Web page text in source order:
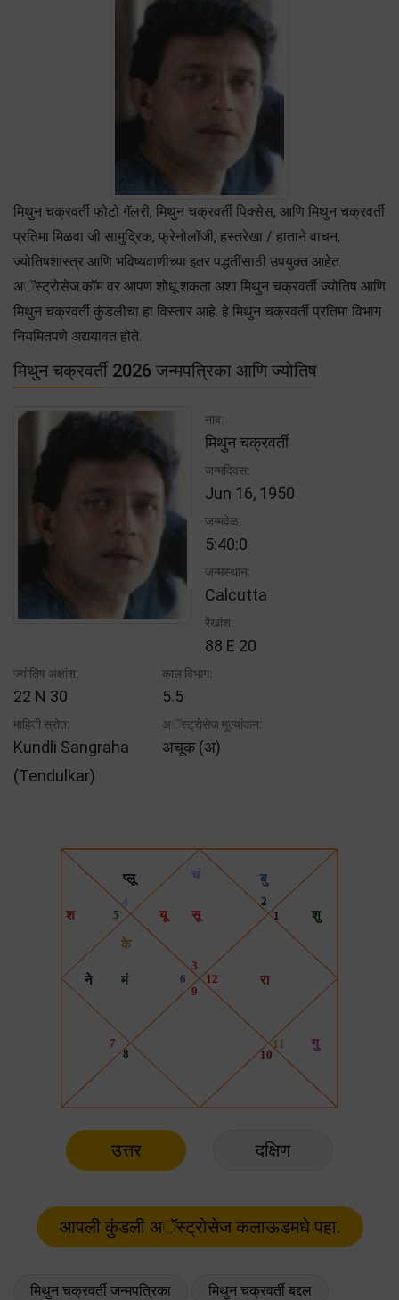
मिथुन चक्रवर्ती फोटो गॅलरी, मिथुन चक्रवर्ती पिक्सेस, आणि मिथुन चक्रवर्ती
प्रतिमा मिळवा जी सामुद्रिक, फ्रेनोलॉजी, हस्तरेखा / हाताने वाचन,
ज्योतिषशास्त्र आणि भविष्यवाणीच्या इतर पद्धतींसाठी उपयुक्त आहेत.
अॅस्ट्रोसेज.कॉम वर आपण शोधू शकता अशा मिथुन चक्रवर्ती ज्योतिष आणि
मिथुन चक्रवर्ती कुंडलीचा हा विस्तार आहे. हे मिथुन चक्रवर्ती प्रतिमा विभाग
नियमितपणे अद्ययावत होते.
मिथुन चक्रवर्ती 2026 जन्मपत्रिका आणि ज्योतिष
नाव:
मिथुन चक्रवर्ती
जन्मदिवस:
Jun 16, 1950
जन्मवेळ:
5:40:0
जन्मस्थान:
Calcutta
रेखांश:
88 E 20
ज्योतिष अक्षांश:
22 N 30
काल विभाग:
5.5
माहिती स्रोत:
Kundli Sangraha
(Tendulkar)
अॅस्ट्रोसेज मूल्यांकन:
अचूक (अ)
उत्तर दक्षिण
मिथुन चक्रवर्ती जन्मपत्रिका मिथुन चक्रवर्ती बद्दल